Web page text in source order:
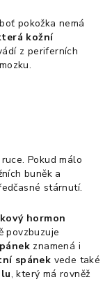
pokožka nemá
kožní
z periferních
Pokud málo
buněk a
stárnutí.
hormon
povzbuzuje
znamená i
spánek vede také
, který má rovněž